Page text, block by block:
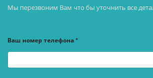
Мы перезвоним Вам что бы уточнить все
Ваш номер телефона